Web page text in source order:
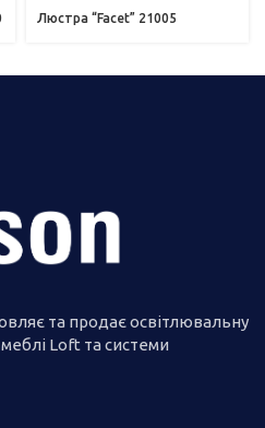
Люстра “Facet” 21005
та продає освітлювальну
Loft та системи